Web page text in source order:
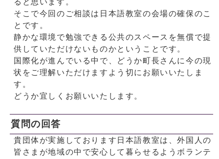
ると思います。
そこで今回のご相談は日本語教室の会場の確保のこ
とです。
静かな環境で勉強できる公共のスペースを無償で提
供していただけないものかということです。
国際化が進んでいる中で、どうか町長さんに今の現
状をご理解いただけますよう切にお願いいたしま
す。
どうか宜しくお願いいたします。
質問の回答
貴団体が実施しております日本語教室は、外国人の
皆さまが地域の中で安心して暮らせるようボランテ